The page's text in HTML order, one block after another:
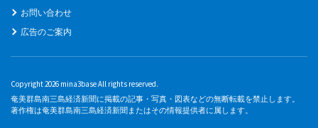
お問い合わせ
広告のご案内
Copyright 2026 mina3base All rights reserved.
奄美群島南三島経済新聞に掲載の記事・写真・図表などの無断転載を禁止します。
著作権は奄美群島南三島経済新聞またはその情報提供者に属します。